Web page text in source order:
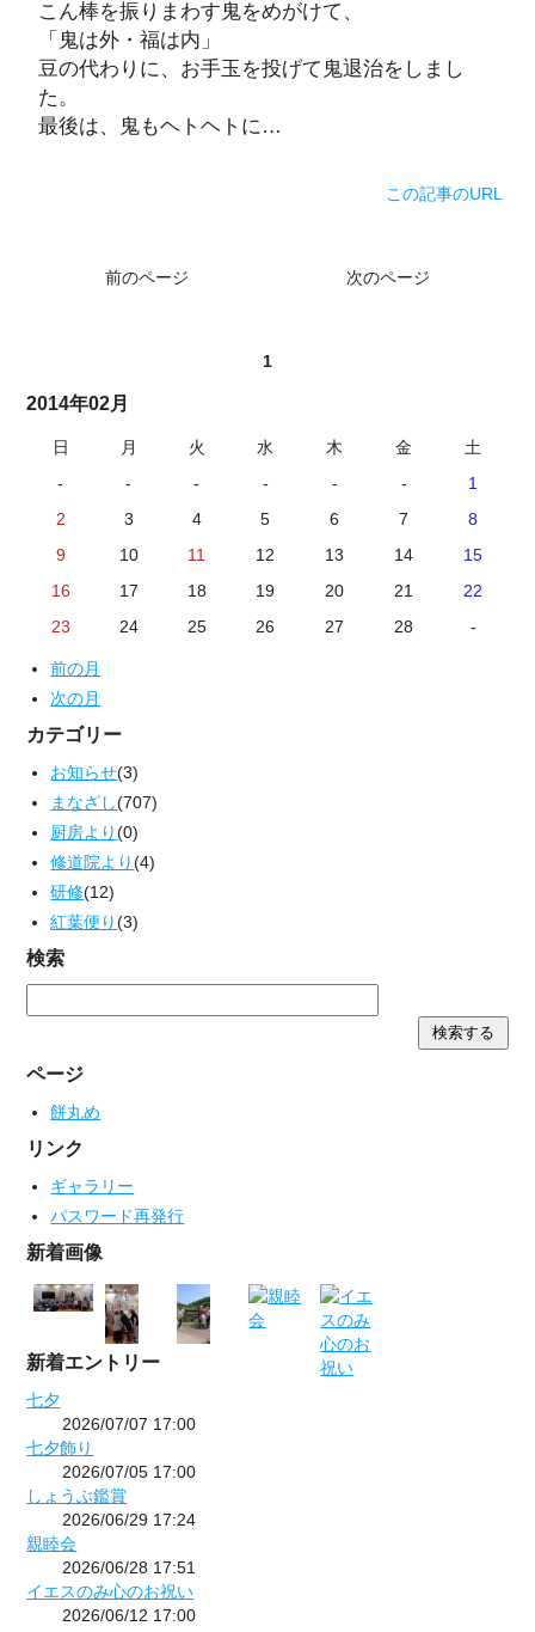
こん棒を振りまわす鬼をめがけて、
「鬼は外・福は内」
豆の代わりに、お手玉を投げて鬼退治をしまし
た。
最後は、鬼もヘトヘトに…
この記事のURL
前のページ 次のページ
1
2014年02月
日 月 火 水 木 金
土
-
- - - - -
1
2
3 4 5 6 7
8
9
10 11 12 13 14
15
16
17 18 19 20 21
22
23
24 25 26 27 28 -
前の月
次の月
カテゴリー
お知らせ(3)
まなざし(707)
厨房より(0)
修道院より(4)
研修(12)
紅葉便り(3)
検索
ページ
餅丸め
リンク
ギャラリー
パスワード再発行
新着画像
新着エントリー
七夕
2026/07/07 17:00
七夕飾り
2026/07/05 17:00
しょうぶ鑑賞
2026/06/29 17:24
親睦会
2026/06/28 17:51
イエスのみ心のお祝い
2026/06/12 17:00